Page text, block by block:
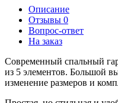
Описание
Отзывы 0
Вопрос-ответ
На заказ
Современный спальный
из 5 элементов. Большой
изменение размеров и